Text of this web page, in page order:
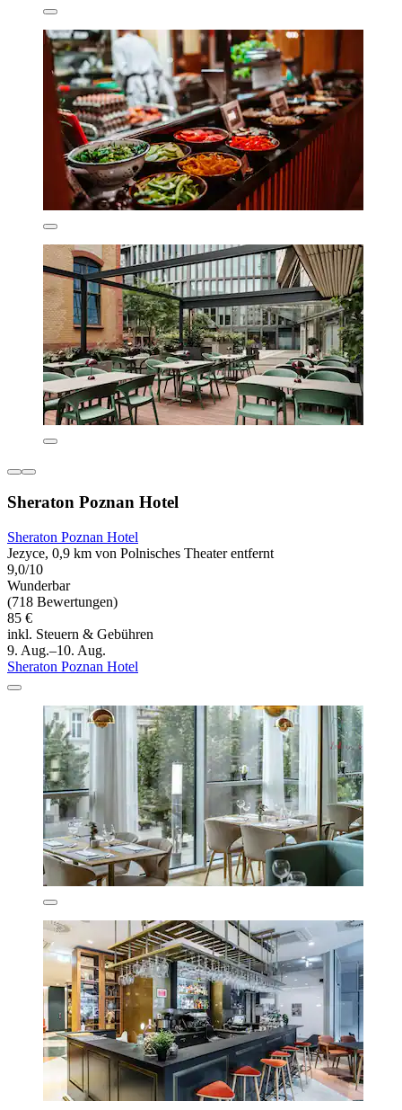
Sheraton Poznan Hotel
Sheraton Poznan Hotel
Jezyce, 0,9 km von Polnisches Theater entfernt
9,0/10
Wunderbar
(718 Bewertungen)
85 €
inkl. Steuern & Gebühren
9. Aug.–10. Aug.
Sheraton Poznan Hotel